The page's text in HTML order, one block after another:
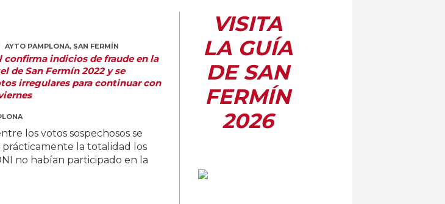
AYTO PAMPLONA, SAN FERMÍN
indicios de fraude en la
de San Fermín 2022 y se
irregulares para continuar con
los votos sospechosos se
la totalidad los
no habían participado en la
VISITA
LA GUÍA
DE SAN
FERMÍN
2026